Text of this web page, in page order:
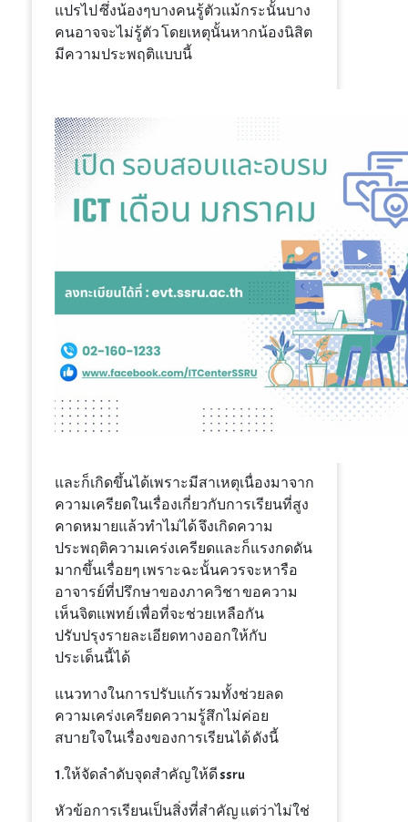
แปรไป ซึ่งน้องๆบางคนรู้ตัวแม้กระนั้นบาง
คนอาจจะไม่รู้ตัว โดยเหตุนั้นหากน้องนิสิต
มีความประพฤติแบบนี้
และก็เกิดขึ้นได้เพราะมีสาเหตุเนื่องมาจาก
ความเครียดในเรื่องเกี่ยวกับการเรียนที่สูง
คาดหมายแล้วทำไม่ได้ จึงเกิดความ
ประพฤติความเคร่งเครียดและก็แรงกดดัน
มากขึ้นเรื่อยๆ เพราะฉะนั้นควรจะหารือ
อาจารย์ที่ปรึกษาของภาควิชา ขอความ
เห็นจิตแพทย์ เพื่อที่จะช่วยเหลือกัน
ปรับปรุงรายละเอียดทางออกให้กับ
ประเด็นนี้ได้
แนวทางในการปรับแก้รวมทั้งช่วยลด
ความเคร่งเครียดความรู้สึกไม่ค่อย
สบายใจในเรื่องของการเรียนได้ ดังนี้
1.ให้จัดลำดับจุดสำคัญให้ดี ssru
หัวข้อการเรียนเป็นสิ่งที่สำคัญ แต่ว่าไม่ใช่